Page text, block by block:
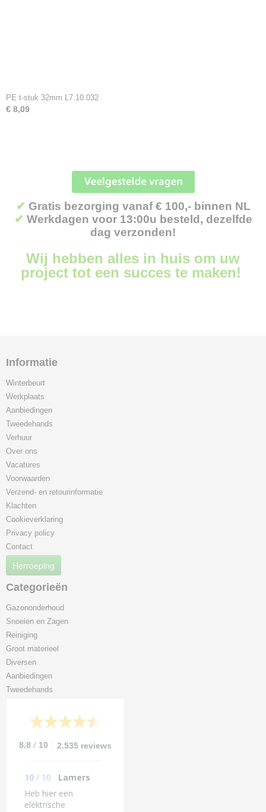
PE t-stuk 32mm L7.10.032
€ 8,09
✔ Gratis bezorging vanaf € 100,- binnen NL
✔ Werkdagen voor 13:00u besteld, dezelfde
dag verzonden!
Wij hebben alles in huis om uw
project tot een succes te maken!
Informatie
Winterbeurt
Werkplaats
Aanbiedingen
Tweedehands
Verhuur
Over ons
Vacatures
Voorwaarden
Verzend- en retourinformatie
Klachten
Cookieverklaring
Privacy policy
Contact
Herroeping
Categorieën
Gazononderhoud
Snoeien en Zagen
Reiniging
Groot materieel
Diversen
Aanbiedingen
Tweedehands
8.8 / 10 2.535 reviews
10 / 10
Lamers
Heb hier een
elektrische